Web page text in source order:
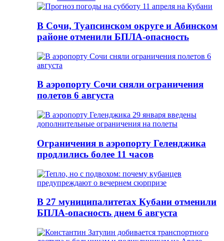
В Сочи, Туапсинском округе и Абинском
районе отменили БПЛА-опасность
В аэропорту Сочи сняли ограничения
полетов 6 августа
Ограничения в аэропорту Геленджика
продлились более 11 часов
В 27 муниципалитетах Кубани отменили
БПЛА-опасность днем 6 августа